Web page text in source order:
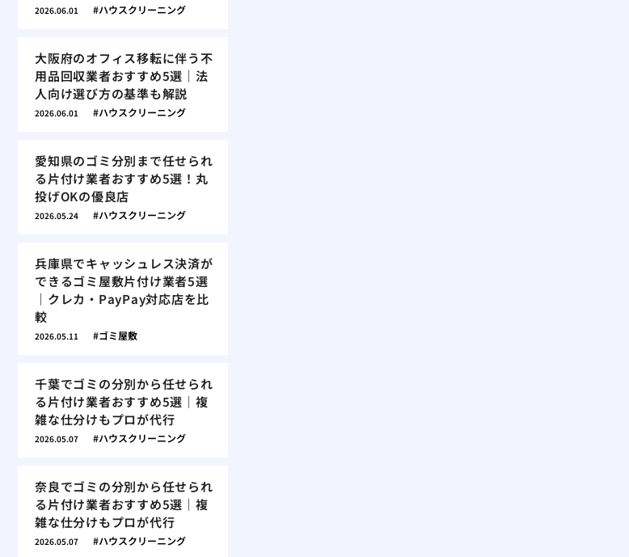
2026.06.01 ハウスクリーニング
大阪府のオフィス移転に伴う不
用品回収業者おすすめ5選｜法
人向け選び方の基準も解説
2026.06.01 ハウスクリーニング
愛知県のゴミ分別まで任せられ
る片付け業者おすすめ5選！丸
投げOKの優良店
2026.05.24 ハウスクリーニング
兵庫県でキャッシュレス決済が
できるゴミ屋敷片付け業者5選
｜クレカ・PayPay対応店を比
較
2026.05.11 ゴミ屋敷
千葉でゴミの分別から任せられ
る片付け業者おすすめ5選｜複
雑な仕分けもプロが代行
2026.05.07 ハウスクリーニング
奈良でゴミの分別から任せられ
る片付け業者おすすめ5選｜複
雑な仕分けもプロが代行
2026.05.07 ハウスクリーニング